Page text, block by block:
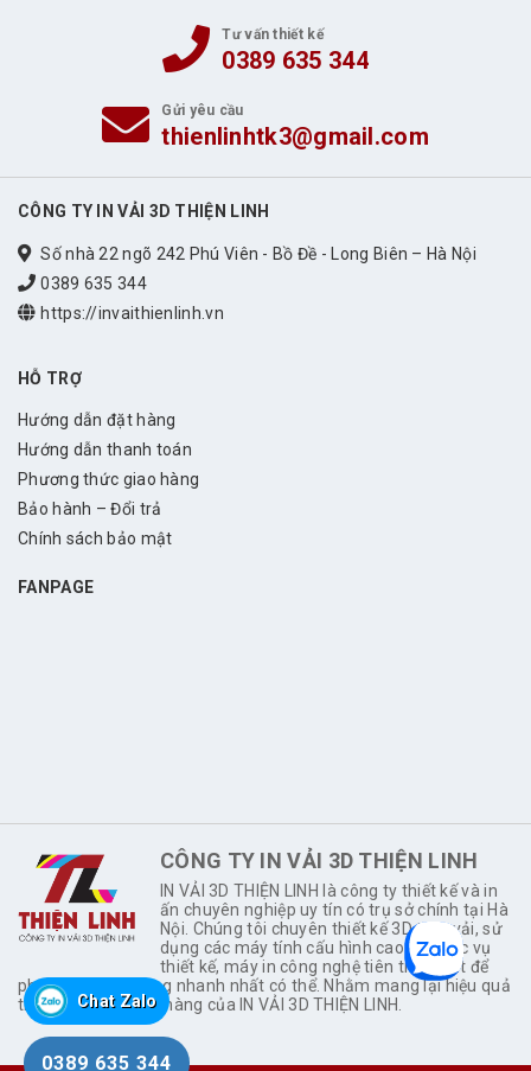
Tư vấn thiết kế
0389 635 344
Gửi yêu cầu
thienlinhtk3@gmail.com
CÔNG TY IN VẢI 3D THIỆN LINH
Số nhà 22 ngõ 242 Phú Viên - Bồ Đề - Long Biên – Hà Nội
0389 635 344
https://invaithienlinh.vn
HỖ TRỢ
Hướng dẫn đặt hàng
Hướng dẫn thanh toán
Phương thức giao hàng
Bảo hành – Đổi trả
Chính sách bảo mật
FANPAGE
CÔNG TY IN VẢI 3D THIỆN LINH
IN VẢI 3D THIỆN LINH là công ty thiết kế và in
ấn chuyên nghiệp uy tín có trụ sở chính tại Hà
Nội. Chúng tôi chuyên thiết kế 3D trên vải, sử
dụng các máy tính cấu hình cao để phục vụ
thiết kế, máy in công nghệ tiên tiến nhất để
phục vụ khách hàng nhanh nhất có thể. Nhằm mang lại hiệu quả
thực sự cho khách hàng của IN VẢI 3D THIỆN LINH.
0389 635 344
Chat Zalo